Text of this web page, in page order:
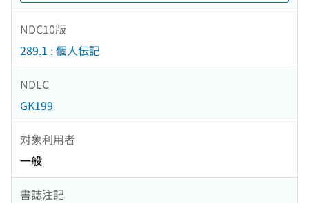
NDC10版
289.1 : 個人伝記
NDLC
GK199
対象利用者
一般
書誌注記